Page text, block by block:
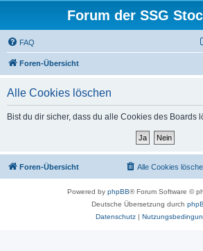
Forum der SSG
FAQ
Foren-Übersicht
Alle Cookies löschen
Bist du dir sicher, dass du alle Cookies des Boards
Foren-Übersicht Alle Cookies
Powered by phpBB® Forum Software ©
Deutsche Übersetzung durch
Datenschutz|